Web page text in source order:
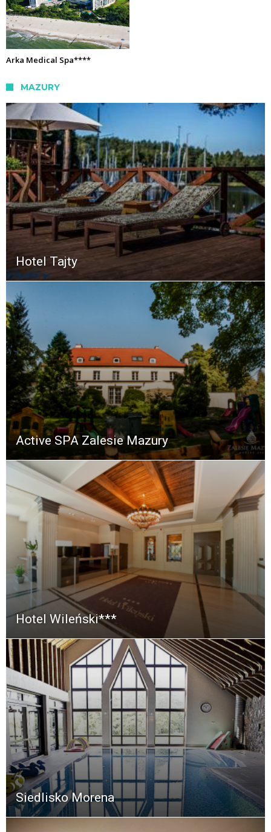
Arka Medical Spa****
MAZURY
Hotel Tajty
Active SPA Zalesie Mazury
Hotel Wileński***
Siedlisko Morena